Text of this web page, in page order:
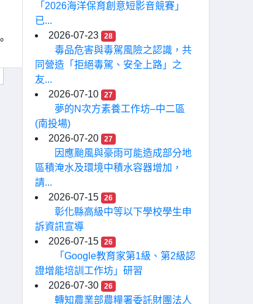
。
「2026海洋保育創意短影音競賽」
已...
2026-07-23
28
毒品危害與毒駕風險之認識，共
同營造「拒絕毒駕、安全上路」之
友...
2026-07-10
27
夢的N次方素養工作坊–中二區
(南投場)
2026-07-20
27
因應颱風與豪雨可能造成部分地
區積淹水及環境中積水容器增加，
請...
2026-07-15
26
彰化縣高級中等以下學校學生申
訴資訊宣導
2026-07-15
26
「Google教育家第1級、第2級認
證增能培訓工作坊」研習
2026-07-30
26
轉知農業部農糧署委託財團法人